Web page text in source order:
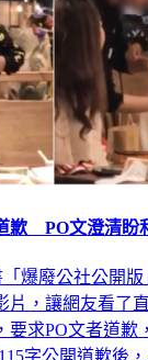
歉 PO文澄清盼
爆廢公社公開
片，讓網友看了
要求PO文者道歉